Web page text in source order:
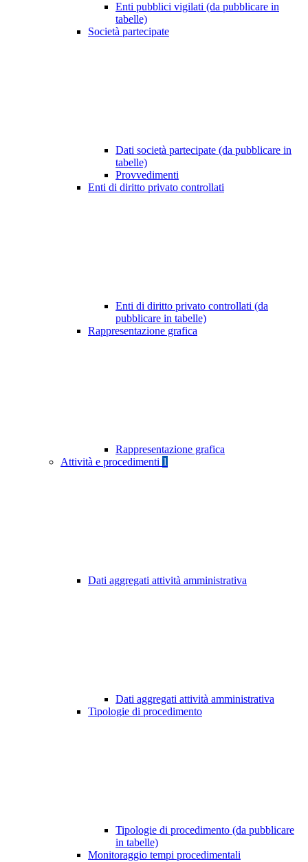
Enti pubblici vigilati (da pubblicare in
tabelle)
Società partecipate
Dati società partecipate (da pubblicare in
tabelle)
Provvedimenti
Enti di diritto privato controllati
Enti di diritto privato controllati (da
pubblicare in tabelle)
Rappresentazione grafica
Rappresentazione grafica
Attività e procedimenti 1
Dati aggregati attività amministrativa
Dati aggregati attività amministrativa
Tipologie di procedimento
Tipologie di procedimento (da pubblicare
in tabelle)
Monitoraggio tempi procedimentali